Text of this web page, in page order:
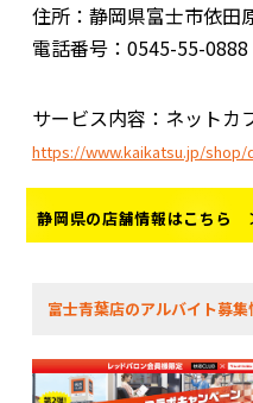
住所：静岡県富士市依田
電話番号：0545-55-0888
サービス内容：ネットカ
https://www.kaikatsu.jp/shop/
静岡県の店舗情報はこちら
富士青葉店のアルバイト募集